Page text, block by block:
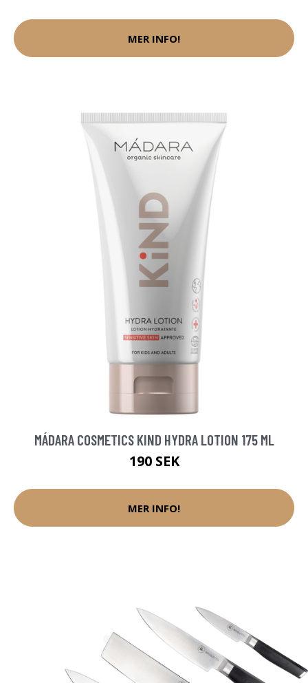
MER INFO!
MÁDARA COSMETICS KIND HYDRA LOTION 175 ML
190 SEK
MER INFO!